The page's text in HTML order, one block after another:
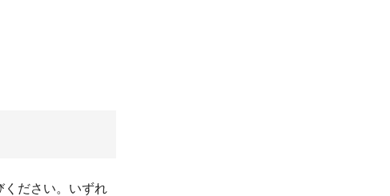
ください。いずれ